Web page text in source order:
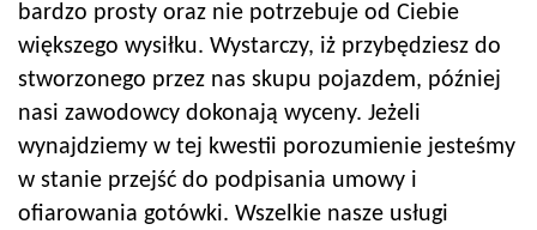
bardzo prosty oraz nie potrzebuje od Ciebie
większego wysiłku. Wystarczy, iż przybędziesz do
stworzonego przez nas skupu pojazdem, później
nasi zawodowcy dokonają wyceny. Jeżeli
wynajdziemy w tej kwestii porozumienie jesteśmy
w stanie przejść do podpisania umowy i
ofiarowania gotówki. Wszelkie nasze usługi